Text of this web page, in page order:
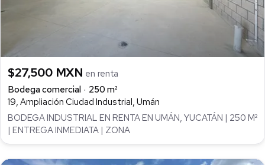
$27,500 MXN en renta
Bodega comercial
250 m²
19, Ampliación Ciudad Industrial, Umán
BODEGA INDUSTRIAL EN RENTA EN UMÁN, YUCATÁN | 250 M²
| ENTREGA INMEDIATA | ZONA